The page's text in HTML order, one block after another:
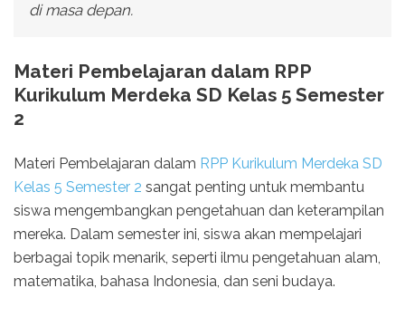
di masa depan.
Materi Pembelajaran dalam RPP
Kurikulum Merdeka SD Kelas 5 Semester
2
Materi Pembelajaran dalam RPP Kurikulum Merdeka SD
Kelas 5 Semester 2 sangat penting untuk membantu
siswa mengembangkan pengetahuan dan keterampilan
mereka. Dalam semester ini, siswa akan mempelajari
berbagai topik menarik, seperti ilmu pengetahuan alam,
matematika, bahasa Indonesia, dan seni budaya.